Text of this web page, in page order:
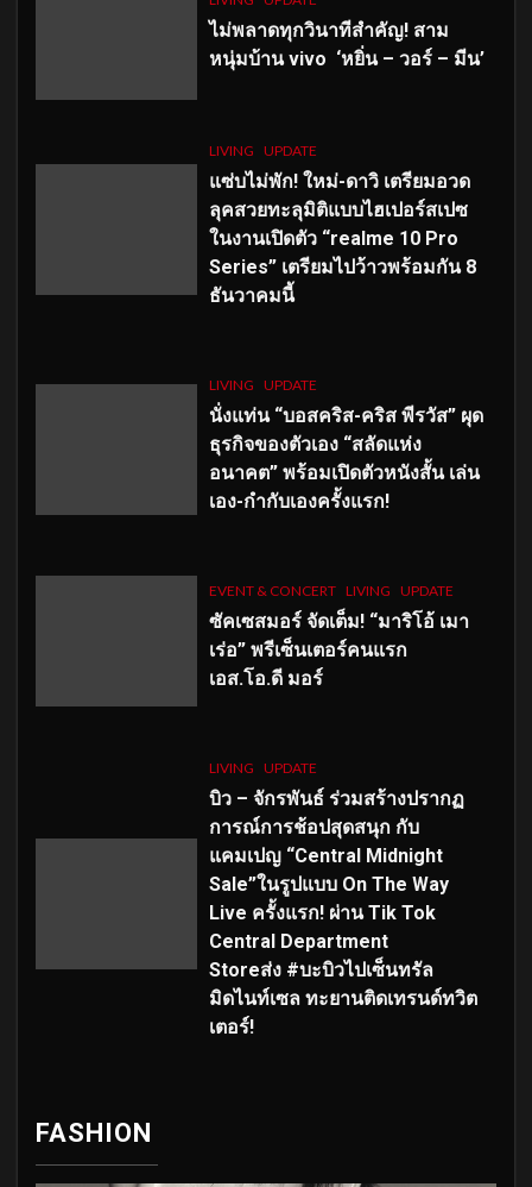
ไม่พลาดทุกวินาทีสำคัญ! สาม
หนุ่มบ้าน vivo ‘หยิ่น – วอร์ – มีน’
LIVING UPDATE
แซ่บไม่พัก! ใหม่-ดาวิ เตรียมอวด
ลุคสวยทะลุมิติแบบไฮเปอร์สเปซ
ในงานเปิดตัว “realme 10 Pro
Series” เตรียมไปว้าวพร้อมกัน 8
ธันวาคมนี้
LIVING UPDATE
นั่งแท่น “บอสคริส-คริส พีรวัส” ผุด
ธุรกิจของตัวเอง “สลัดแห่ง
อนาคต” พร้อมเปิดตัวหนังสั้น เล่น
เอง-กำกับเองครั้งแรก!
EVENT & CONCERT LIVING UPDATE
ซัคเซสมอร์ จัดเต็ม! “มาริโอ้ เมา
เร่อ” พรีเซ็นเตอร์คนแรก
เอส.โอ.ดี มอร์
LIVING UPDATE
บิว – จักรพันธ์ ร่วมสร้างปรากฏ
การณ์การช้อปสุดสนุก กับ
แคมเปญ “Central Midnight
Sale”ในรูปแบบ On The Way
Live ครั้งแรก! ผ่าน Tik Tok
Central Department
Storeส่ง #บะบิวไปเซ็นทรัล
มิดไนท์เซล ทะยานติดเทรนด์ทวิต
เตอร์!
FASHION